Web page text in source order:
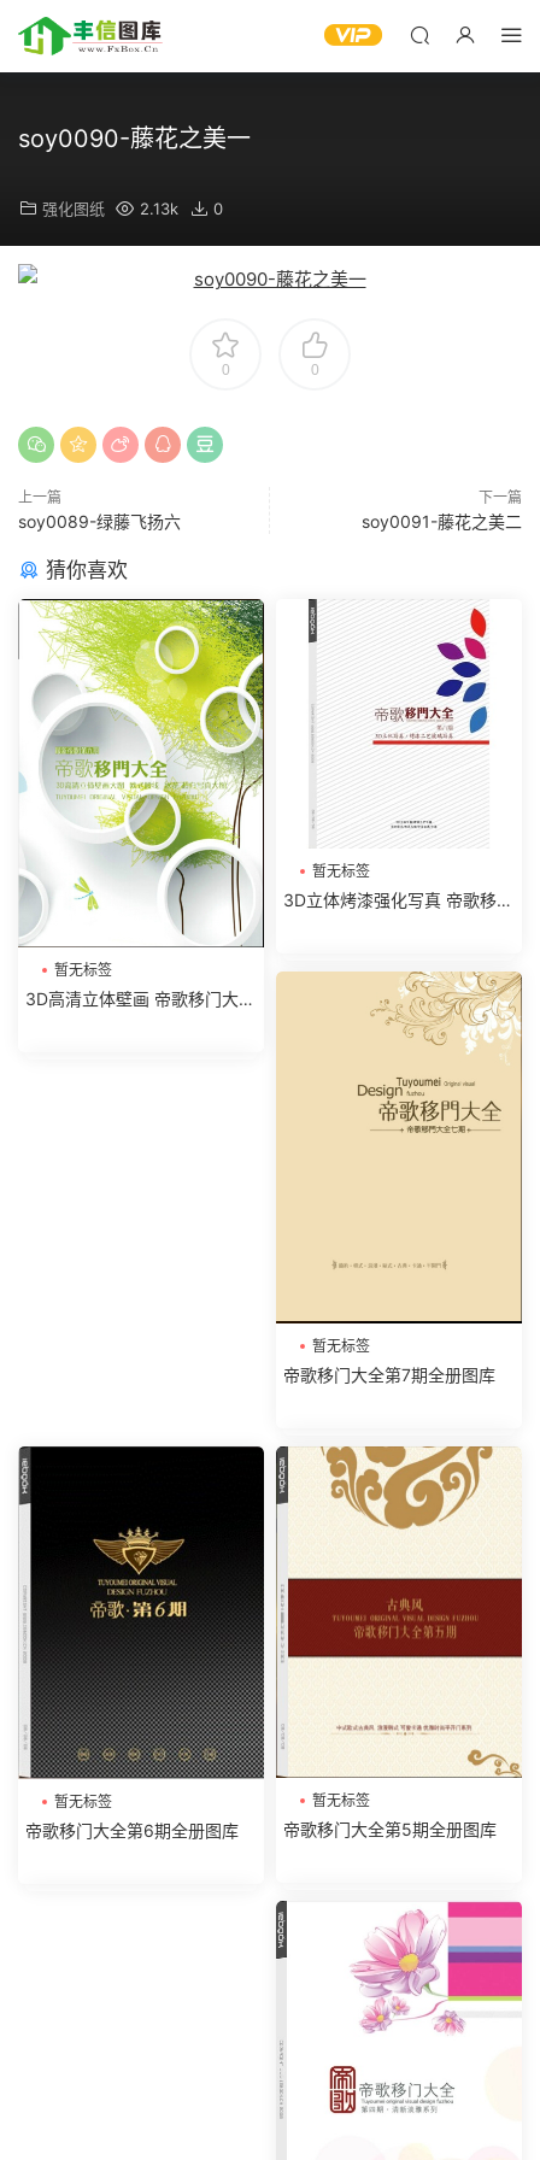
soy0090-藤花之美一
强化图纸 2.13k 0
0 0
上一篇
soy0089-绿藤飞扬六
下一篇
soy0091-藤花之美二
猜你喜欢
暂无标签
3D高清立体壁画 帝歌移门大全
暂无标签
3D立体烤漆强化写真 帝歌移门
暂无标签
帝歌移门大全第7期全册图库
暂无标签
帝歌移门大全第6期全册图库
暂无标签
帝歌移门大全第5期全册图库